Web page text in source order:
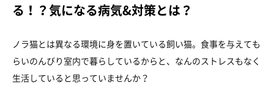
る！？気になる病気&対策とは？
ノラ猫とは異なる環境に身を置いている飼い猫。食事を与えても
らいのんびり室内で暮らしているからと、なんのストレスもなく
生活していると思っていませんか？